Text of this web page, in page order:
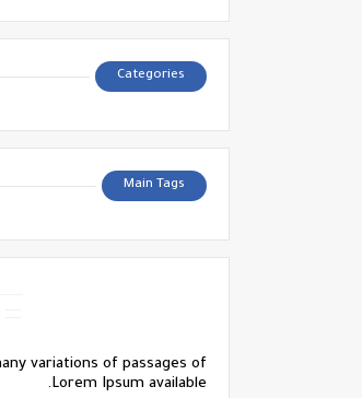
Categories
Main Tags
variations of passages of
Lorem Ipsum available.